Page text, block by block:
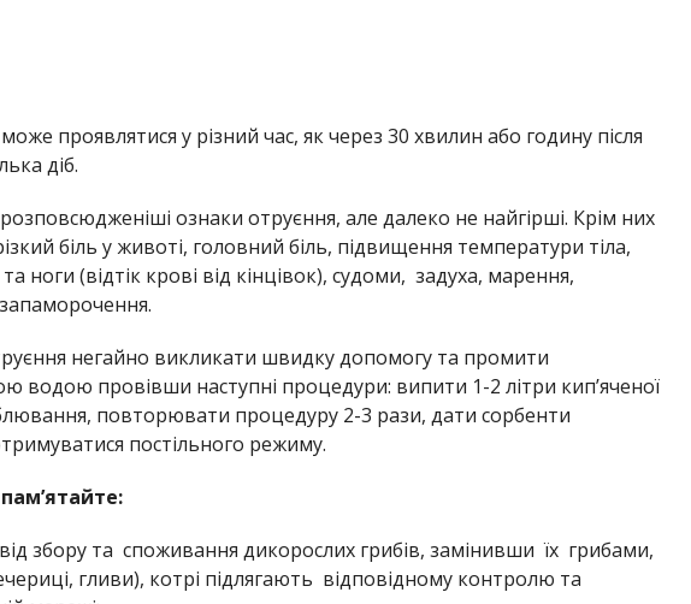
може проявлятися у різний час, як через 30 хвилин або годину після
діб.
ознаки отруєння, але далеко не найгірші. Крім них
біль у животі, головний біль, підвищення температури тіла,
ноги (відтік крові від кінцівок), судоми, задуха, марення,
негайно викликати швидку допомогу та промити
водою провівши наступні процедури: випити 1-2 літри кип’яченої
повторювати процедуру 2-3 рази, дати сорбенти
постільного режиму.
збору та споживання дикорослих грибів, замінивши їх грибами,
гливи), котрі підлягають відповідному контролю та